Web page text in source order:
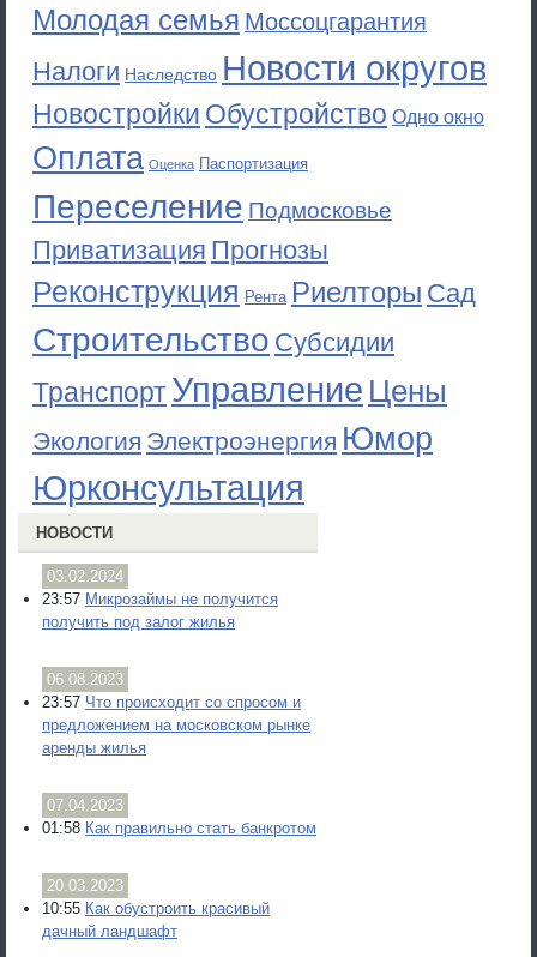
Молодая семья Моссоцгарантия
Налоги Наследство Новости округов
Новостройки Обустройство Одно окно
Оплата Оценка Паспортизация
Переселение Подмосковье
Приватизация Прогнозы
Реконструкция Рента Риелторы Сад
Строительство Субсидии
ТранспортУправление Цены
Экология Электроэнергия Юмор
Юрконсультация
НОВОСТИ
03.02.2024
23:57 Микрозаймы не получится
получить под залог жилья
06.08.2023
23:57 Что происходит со спросом и
предложением на московском рынке
аренды жилья
07.04.2023
01:58 Как правильно стать банкротом
20.03.2023
10:55 Как обустроить красивый
дачный ландшафт